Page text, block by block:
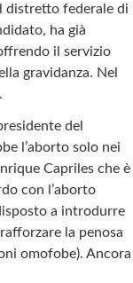
distretto federale di
ha già
il servizio
gravidanza. Nel
del
l’aborto solo nei
Capriles che è
con l’aborto
a introdurre
la penosa
omofobe). Ancora